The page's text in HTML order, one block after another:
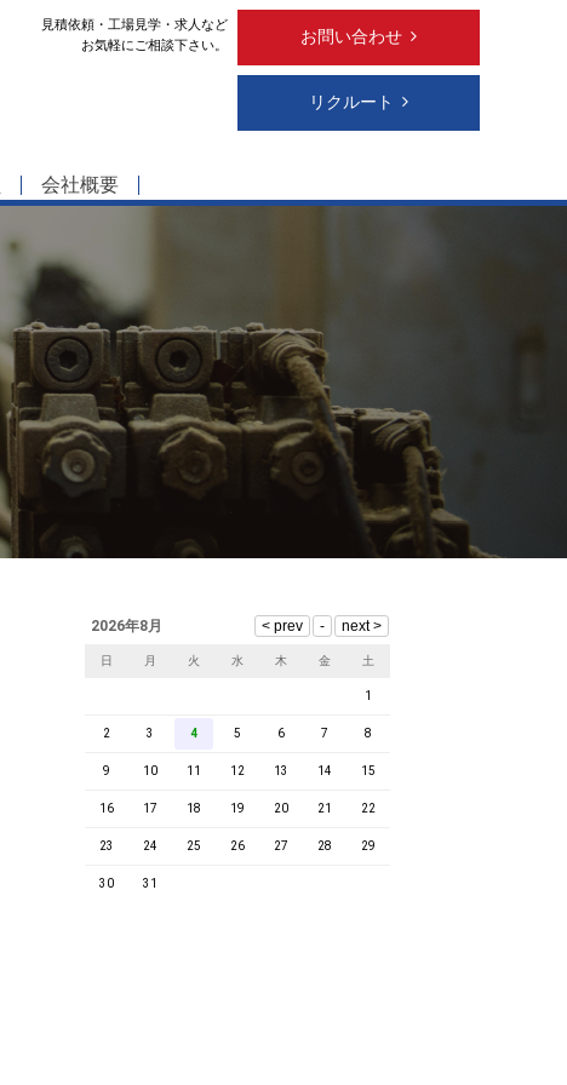
見積依頼・工場見学・求人など
お気軽にご相談下さい。
お問い合わせ
リクルート
会社概要
2026年8月
日 月 火 水 木 金 土
1
2 3 4 5 6 7 8
9 10 11 12 13 14 15
16 17 18 19 20 21 22
23 24 25 26 27 28 29
30 31